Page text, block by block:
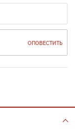
ОПОВЕСТИТЬ